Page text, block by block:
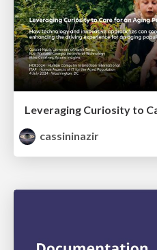
cassininazir